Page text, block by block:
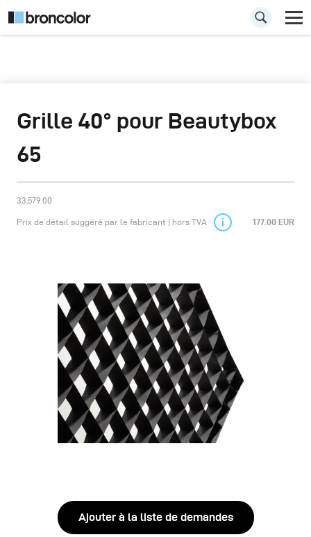
Grille 40° pour Beautybox
65
33.579.00
Prix de détail suggéré par le fabricant | hors TVA 177.00 EUR
Ajouter à la liste de demandes